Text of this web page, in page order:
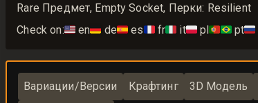
Rare Предмет, Empty Socket, Перки: Resilient
Check on:🇺🇸 en🇩🇪 de🇪🇸 es🇫🇷 fr🇮🇹 it🇵🇱 pl🇵🇹🇧🇷 pt🇷🇺
Вариации/Версии Крафтинг 3D Модель